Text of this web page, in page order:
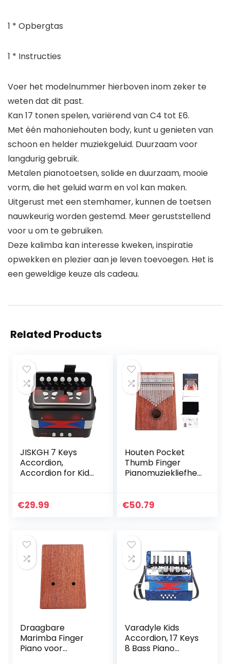
1 * Opbergtas
1 * Instructies
Voer het modelnummer hierboven inom zeker te
weten dat dit past.
Kan 17 tonen spelen, variërend van C4 tot E6.
Met één mahoniehouten body, kunt u genieten van
schoon en helder muziekgeluid. Duurzaam voor
langdurig gebruik.
Metalen pianotoetsen, solide en duurzaam, mooie
vorm, die het geluid warm en vol kan maken.
Uitgerust met een stemhamer, kunnen de toetsen
nauwkeurig worden gestemd. Meer geruststellend
voor u om te gebruiken.
Deze kalimba kan interesse kweken, inspiratie
opwekken en plezier aan je leven toevoegen. Het is
een geweldige keuze als cadeau.
Related Products
JISKGH 7 Keys
Accordion,
Accordion for Kids,
Instrument for
€29.99
Houten Pocket
Thumb Finger
Pianomuziekliefhe
muzikaal talent.
€50.79
Draagbare
Marimba Finger
Piano voor
Varadyle Kids
Accordion, 17 Keys
8 Bass Piano